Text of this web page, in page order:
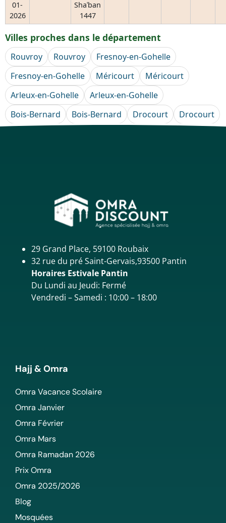
01-
2026
Shaʿban
1447
Villes proches dans le département
Rouvroy Rouvroy
Fresnoy-en-Gohelle
Fresnoy-en-Gohelle
Méricourt
Méricourt
Arleux-en-Gohelle
Arleux-en-Gohelle
Bois-Bernard
Bois-Bernard Drocourt Drocourt
29 Grand Place, 59100 Roubaix
32 rue du pré Saint-Gervais,93500 Pantin
Horaires Estivale Pantin
Du Lundi au Jeudi: Fermé
Vendredi – Samedi : 10:00 – 18:00
Hajj & Omra
Omra Vacance Scolaire
Omra Janvier
Omra Février
Omra Mars
Omra Ramadan 2026
Prix Omra
Omra 2025/2026
Blog
Mosquées